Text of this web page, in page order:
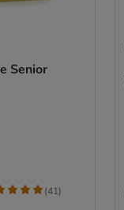
Senior
(41)